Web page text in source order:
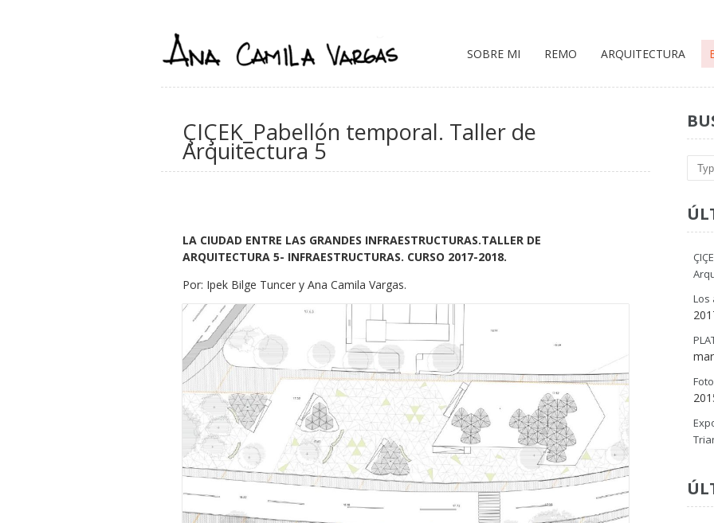
SOBRE MI REMO ARQUITECTURA
ÇIÇEK_Pabellón temporal. Taller de
Arquitectura 5
LA CIUDAD ENTRE LAS GRANDES INFRAESTRUCTURAS.TALLER DE
ARQUITECTURA 5- INFRAESTRUCTURAS. CURSO 2017-2018.
Por: Ipek Bilge Tuncer y Ana Camila Vargas.
Los